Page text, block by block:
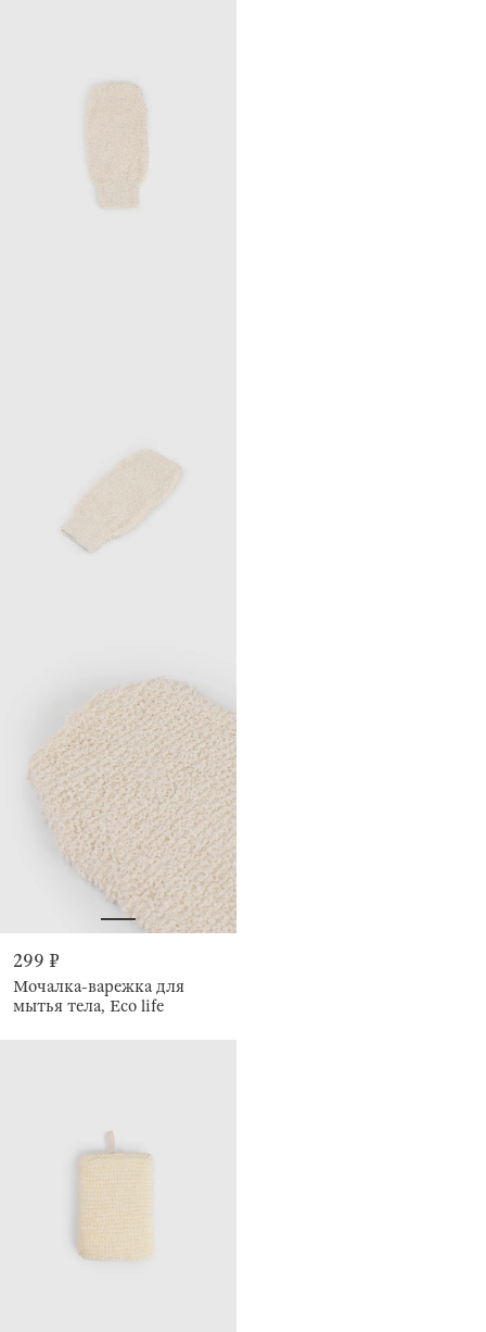
299 ₽
Мочалка-варежка для
мытья тела, Eco life